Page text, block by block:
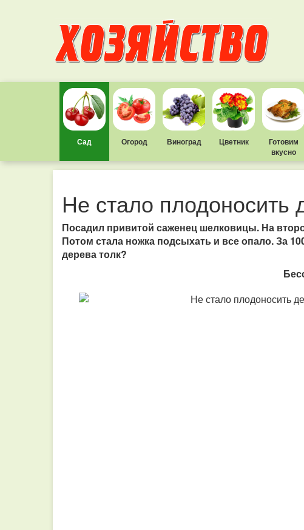
Сад Огород Виноград Цветник
Готовим
вкусно
Не стало
Посадил привитой саженец шелковицы. На
Потом стала ножка подсыхать и все опало. За
дерева толк?